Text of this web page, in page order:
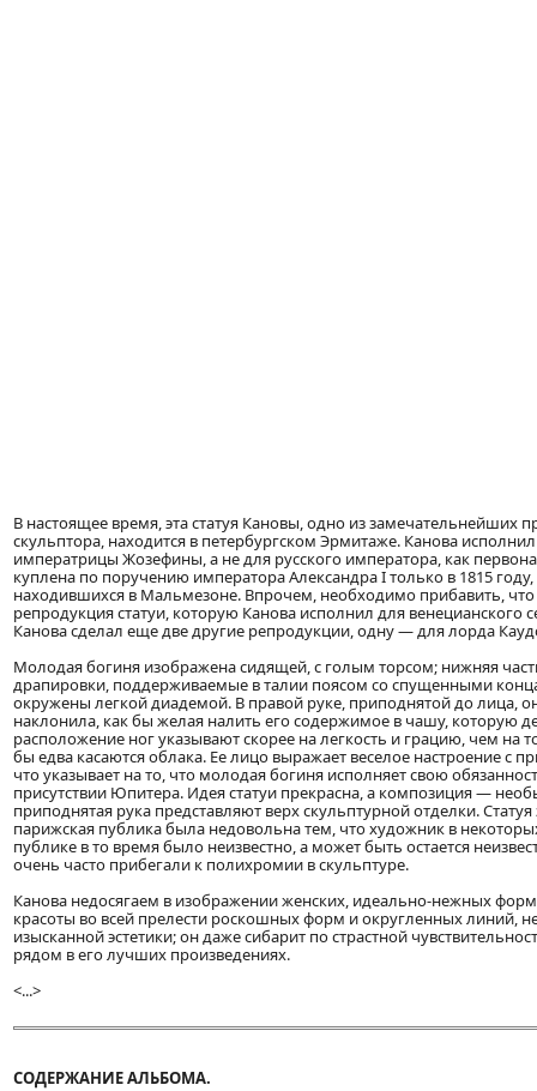
В настоящее время, эта статуя Кановы, одно из замечательнейших
скульптора, находится в петербургском Эрмитаже. Канова
императрицы Жозефины, а не для русского императора, как
куплена по поручению императора Александра I только в 1815
находившихся в Мальмезоне. Впрочем, необходимо прибавить, что
репродукция статуи, которую Канова исполнил для венецианского
Канова сделал еще две другие репродукции, одну — для лорда
Молодая богиня изображена сидящей, с голым торсом; нижняя
драпировки, поддерживаемые в талии поясом со спущенными
окружены легкой диадемой. В правой руке, приподнятой до лица,
наклонила, как бы желая налить его содержимое в чашу, которую
расположение ног указывают скорее на легкость и грацию, чем на
бы едва касаются облака. Ее лицо выражает веселое настроение с
что указывает на то, что молодая богиня исполняет свою
присутствии Юпитера. Идея статуи прекрасна, а композиция —
приподнятая рука представляют верх скульптурной отделки.
парижская публика была недовольна тем, что художник в
публике в то время было неизвестно, а может быть остается
очень часто прибегали к полихромии в скульптуре.
Канова недосягаем в изображении женских, идеально-нежных
красоты во всей прелести роскошных форм и округленных линий,
изысканной эстетики; он даже сибарит по страстной
рядом в его лучших произведениях.
<...>
СОДЕРЖАНИЕ АЛЬБОМА.